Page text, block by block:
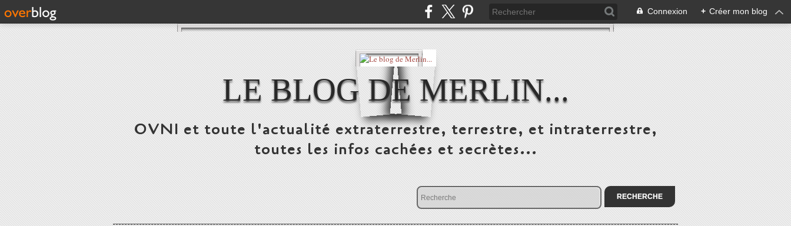
Connexion + Créer mon blog
LE BLOG DE MERLIN...
OVNI et toute l'actualité extraterrestre, terrestre, et intraterrestre,
toutes les infos cachées et secrètes...